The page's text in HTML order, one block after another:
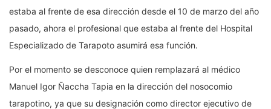
estaba al frente de esa dirección desde el 10 de marzo del año
pasado, ahora el profesional que estaba al frente del Hospital
Especializado de Tarapoto asumirá esa función.
Por el momento se desconoce quien remplazará al médico
Manuel Igor Ñaccha Tapia en la dirección del nosocomio
tarapotino, ya que su designación como director ejecutivo de